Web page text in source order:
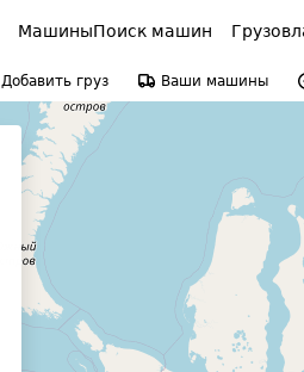
МашиныПоиск машин
Добавить груз Ваши машины